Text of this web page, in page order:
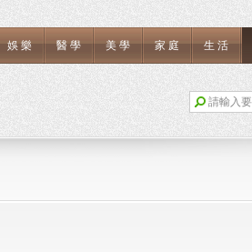
娛樂 醫學 美學 家庭 生活